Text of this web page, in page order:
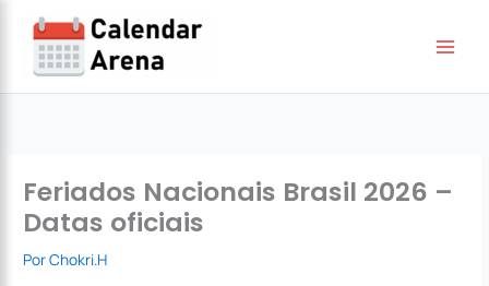
conteúdo
Feriados Nacionais Brasil 2026 –
Datas oficiais
PorChokri.H